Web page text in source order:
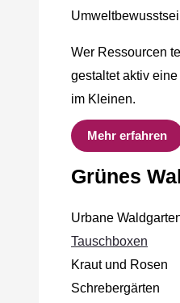
Wer Ressourcen
gestaltet aktiv
im Kleinen.
Mehr erfahren
Grünes
Urbane
Tauschboxen
Kraut und Rosen
Schrebergärten